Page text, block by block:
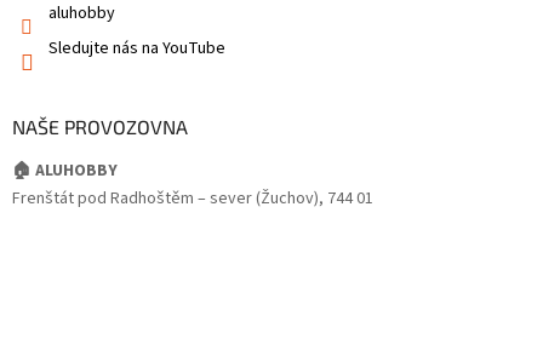
aluhobby
Sledujte nás na YouTube
NAŠE PROVOZOVNA
🏠 ALUHOBBY
Frenštát pod Radhoštěm – sever (Žuchov), 744 01